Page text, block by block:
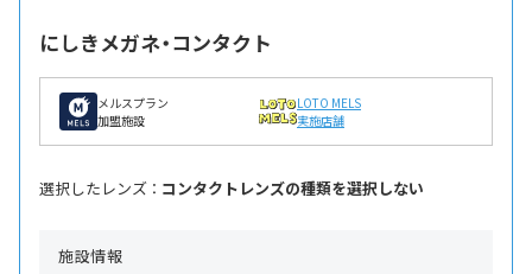
にしきメガネ・コンタクト
メルスプラン
加盟施設
LOTO MELS
実施店舗
選択したレンズ ： コンタクトレンズの種類を選択しない
施設情報